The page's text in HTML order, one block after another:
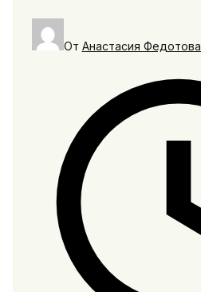
От Анастасия Федотова